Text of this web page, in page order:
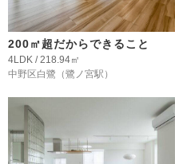
200㎡超だからできること
4LDK / 218.94㎡
中野区白鷺 （鷺ノ宮駅）